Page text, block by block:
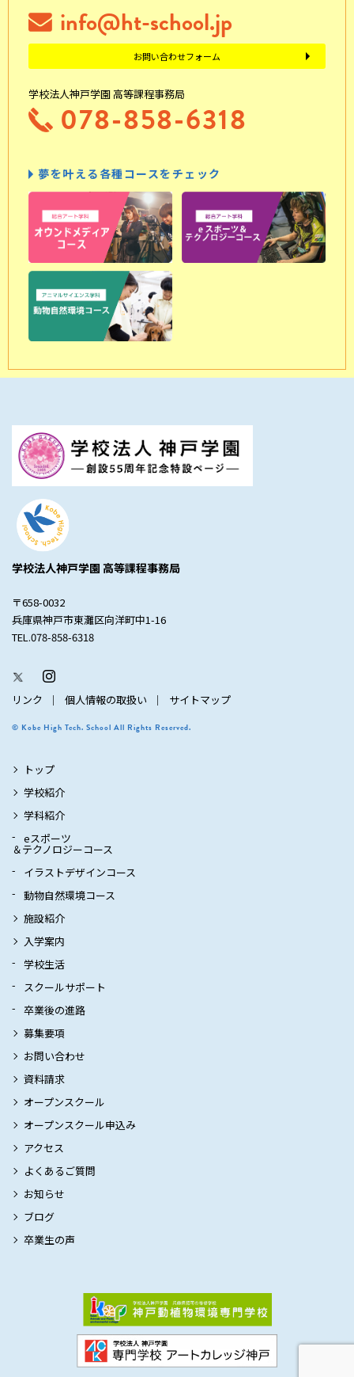
info@ht-school.jp
お問い合わせフォーム
学校法人神戸学園 高等課程事務局
078-858-6318
夢を叶える各種コースをチェック
学校法人神戸学園 高等課程事務局
〒658-0032
兵庫県神戸市東灘区向洋町中1-16
TEL.078-858-6318
リンク 個人情報の取扱い サイトマップ
© Kobe High Tech. School All Rights Reserved.
トップ
学校紹介
学科紹介
eスポーツ
＆テクノロジーコース
イラストデザインコース
動物自然環境コース
施設紹介
入学案内
学校生活
スクールサポート
卒業後の進路
募集要項
お問い合わせ
資料請求
オープンスクール
オープンスクール申込み
アクセス
よくあるご質問
お知らせ
ブログ
卒業生の声